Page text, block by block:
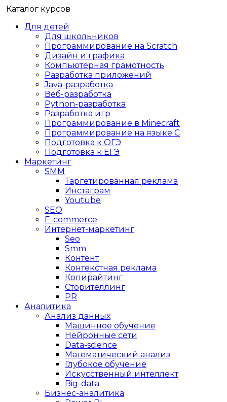
Каталог курсов
Для детей
Для школьников
Программирование на Scratch
Дизайн и графика
Компьютерная грамотность
Разработка приложений
Java-разработка
Веб-разработка
Python-разработка
Разработка игр
Программирование в Minecraft
Программирование на языке C
Подготовка к ОГЭ
Подготовка к ЕГЭ
Маркетинг
SMM
Таргетированная реклама
Инстаграм
Youtube
SEO
E-сommerce
Интернет-маркетинг
Seo
Smm
Контент
Контекстная реклама
Копирайтинг
Сторителлинг
PR
Аналитика
Анализ данных
Машинное обучение
Нейронные сети
Data-science
Математический анализ
Глубокое обучение
Искусственный интеллект
Big-data
Бизнес-аналитика